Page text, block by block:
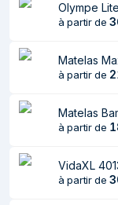
Olympe
à partir de
Matelas
à partir de
Matelas
à partir de
VidaXL
à partir de